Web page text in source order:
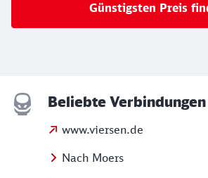
Günstigsten Preis
Beliebte Verbindungen
www.viersen.de
Nach Moers